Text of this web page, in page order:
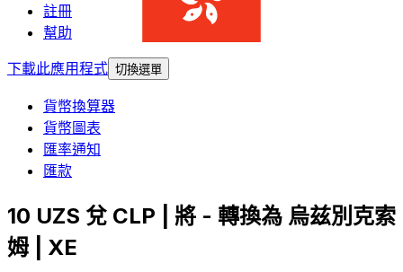
註冊
幫助
下載此應用程式 切換選單
貨幣換算器
貨幣圖表
匯率通知
匯款
10 UZS 兌 CLP | 將 - 轉換為 烏兹別克索
姆 | XE